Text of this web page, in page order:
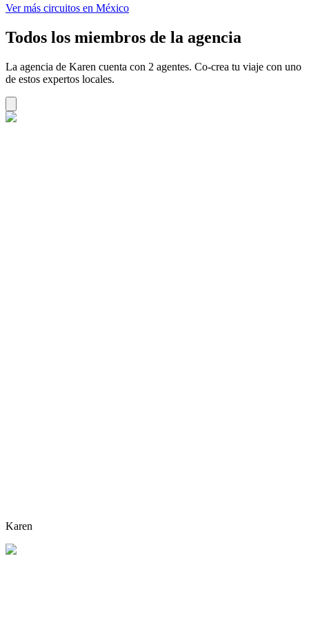
Ver más circuitos en México
Todos los miembros de la agencia
La agencia de Karen cuenta con 2 agentes. Co-crea tu viaje con uno
de estos expertos locales.
Karen